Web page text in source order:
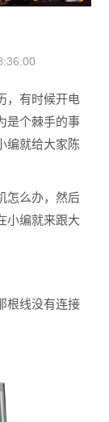
，有时候开电
是个棘手的事
编就给大家陈
怎么办，然后
小编就来跟大
根线没有连接